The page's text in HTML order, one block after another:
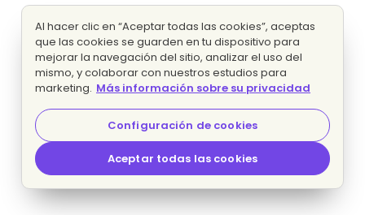
Al hacer clic en “Aceptar todas las cookies”, aceptas
que las cookies se guarden en tu dispositivo para
mejorar la navegación del sitio, analizar el uso del
mismo, y colaborar con nuestros estudios para
marketing. Más información sobre su privacidad
Configuración de cookies
Aceptar todas las cookies